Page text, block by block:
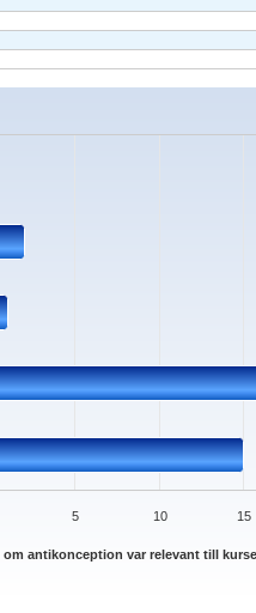
categories.
om antikonception var relevant till
10
5 15